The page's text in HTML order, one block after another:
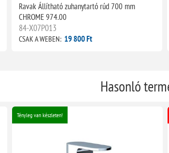
Ravak Állítható zuhanytartó rúd 700 mm
CHROME 974.00
84-X07P013
CSAK A WEBEN: 19 800 Ft
Hasonló
Tényleg van készleten!